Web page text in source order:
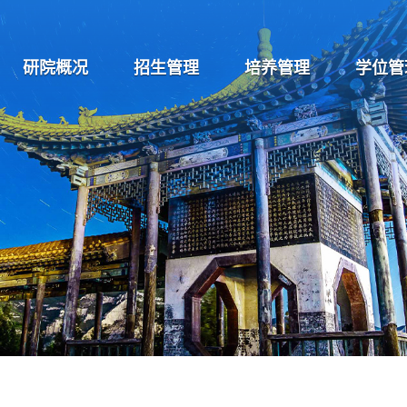
研院概况 招生管理 培养管理 学位